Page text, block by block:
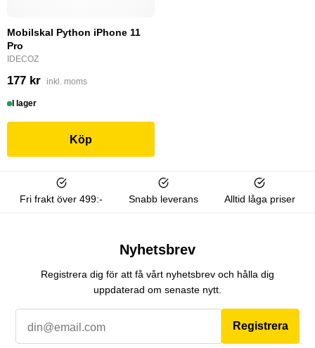
Mobilskal Python iPhone 11
Pro
IDECOZ
177 kr inkl. moms
I lager
Köp
Fri frakt över 499:- Snabb leverans Alltid låga priser
Nyhetsbrev
Registrera dig för att få vårt nyhetsbrev och hålla dig
uppdaterad om senaste nytt.
Registrera